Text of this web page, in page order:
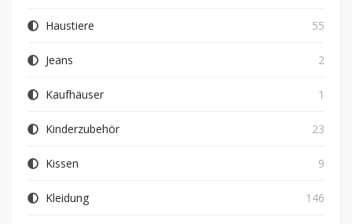
Haustiere 55
Jeans 2
Kaufhäuser 1
Kinderzubehör 23
Kissen 9
Kleidung 146